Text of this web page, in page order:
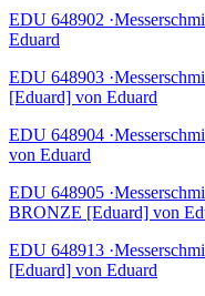
EDU 648902
Eduard
EDU 648903
[Eduard] von Eduard
EDU 648904
von Eduard
EDU 648905
BRONZE [Eduard] von
EDU 648913
[Eduard] von Eduard